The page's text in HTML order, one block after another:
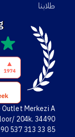
طلابنا
Merkezi A
204k. 34490
537 313 33 85